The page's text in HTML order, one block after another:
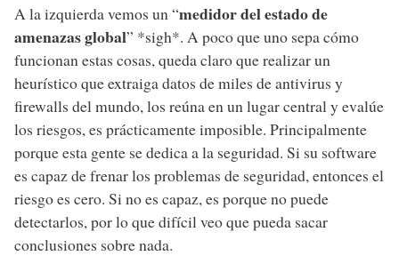
A la izquierda vemos un “medidor del estado de
amenazas global” *sigh*. A poco que uno sepa cómo
funcionan estas cosas, queda claro que realizar un
heurístico que extraiga datos de miles de antivirus y
firewalls del mundo, los reúna en un lugar central y evalúe
los riesgos, es prácticamente imposible. Principalmente
porque esta gente se dedica a la seguridad. Si su software
es capaz de frenar los problemas de seguridad, entonces el
riesgo es cero. Si no es capaz, es porque no puede
detectarlos, por lo que difícil veo que pueda sacar
conclusiones sobre nada.